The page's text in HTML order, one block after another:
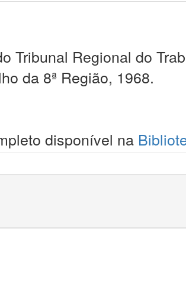
Tribunal Regional do
da 8ª Região, 1968.
disponível na